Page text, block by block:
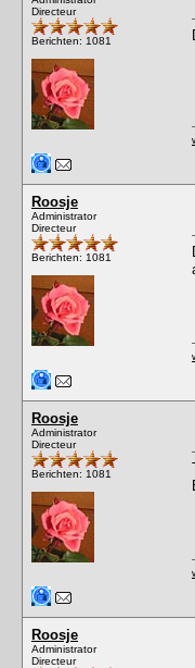
Directeur
Berichten: 1081
Roosje
Administrator
Directeur
Berichten: 1081
Roosje
Administrator
Directeur
Berichten: 1081
Roosje
Administrator
Directeur